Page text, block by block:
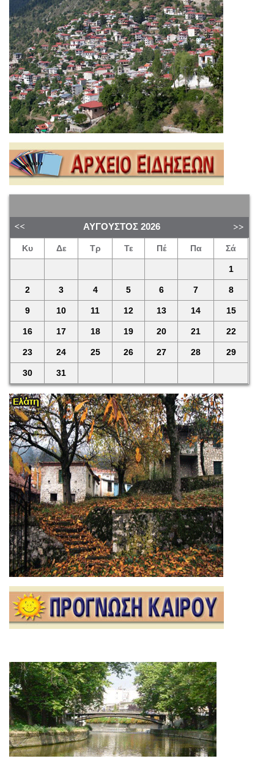
ΑΎΓΟΥΣΤΟΣ 2026
Κυ Δε Τρ Τε Πέ Πα Σά
1
2 3 4 5 6 7 8
9 10 11 12 13 14 15
16 17 18 19 20 21 22
23 24 25 26 27 28 29
30 31